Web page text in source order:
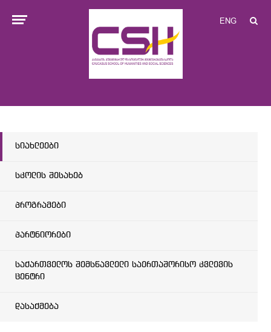
ENG
სიახლეები
სკოლის შესახებ
პროგრამები
პარტნიორები
საქართველოს შემსწავლელი საერთაშორისო კვლევის
ცენტრი
დასაქმება